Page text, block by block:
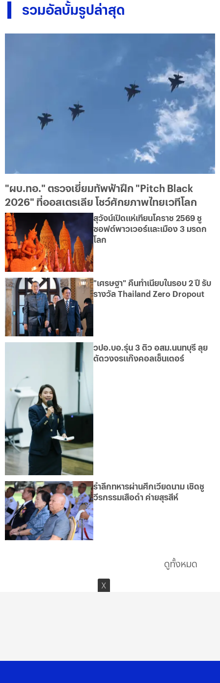
รวมอัลบั้มรูปล่าสุด
"ผบ.ทอ." ตรวจเยี่ยมทัพฟ้าฝึก "Pitch Black
2026" ที่ออสเตรเลีย โชว์ศักยภาพไทยเวทีโลก
สุวัจน์เปิดแห่เทียนโคราช 2569 ชู
ซอฟต์พาวเวอร์และเมือง 3 มรดก
โลก
"เศรษฐา" คืนทำเนียบในรอบ 2 ปี รับ
รางวัล Thailand Zero Dropout
วปอ.บอ.รุ่น 3 ติว อสม.นนทบุรี ลุย
ตัดวงจรแก๊งคอลเซ็นเตอร์
รำลึกทหารผ่านศึกเวียดนาม เชิดชู
วีรกรรมเสือดำ ค่ายสุรสีห์
ดูทั้งหมด